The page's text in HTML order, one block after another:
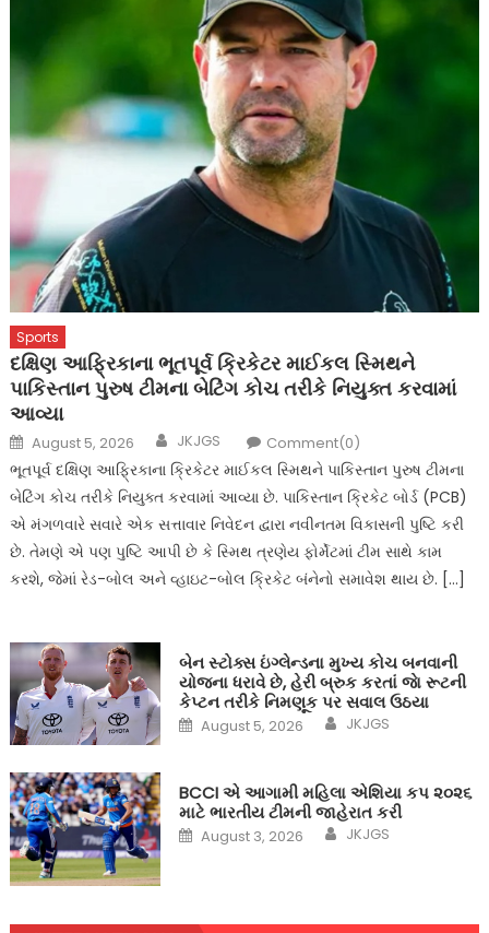
Sports
દક્ષિણ આફ્રિકાના ભૂતપૂર્વ ક્રિકેટર માઈકલ સ્મિથને
પાકિસ્તાન પુરુષ ટીમના બેટિંગ કોચ તરીકે નિયુક્ત કરવામાં
આવ્યા
Posted
on
August 5, 2026 Author
JKJGS Comment(0)
ભૂતપૂર્વ દક્ષિણ આફ્રિકાના ક્રિકેટર માઈકલ સ્મિથને પાકિસ્તાન પુરુષ ટીમના
બેટિંગ કોચ તરીકે નિયુક્ત કરવામાં આવ્યા છે. પાકિસ્તાન ક્રિકેટ બોર્ડ (PCB)
એ મંગળવારે સવારે એક સત્તાવાર નિવેદન દ્વારા નવીનતમ વિકાસની પુષ્ટિ કરી
છે. તેમણે એ પણ પુષ્ટિ આપી છે કે સ્મિથ ત્રણેય ફોર્મેટમાં ટીમ સાથે કામ
કરશે, જેમાં રેડ-બોલ અને વ્હાઇટ-બોલ ક્રિકેટ બંનેનો સમાવેશ થાય છે. […]
બેન સ્ટોક્સ ઇંગ્લેન્ડના મુખ્ય કોચ બનવાની
યોજના ધરાવે છે, હેરી બ્રુક કરતાં જાે રૂટની
કેપ્ટન તરીકે નિમણૂક પર સવાલ ઉઠયા
Posted
on
August 5, 2026 Author
JKJGS
BCCI એ આગામી મહિલા એશિયા કપ ૨૦૨૬
માટે ભારતીય ટીમની જાહેરાત કરી
Posted
on
August 3, 2026 Author
JKJGS